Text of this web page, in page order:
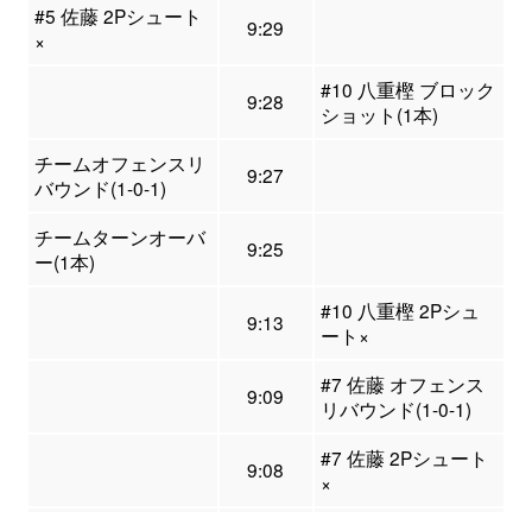
#5 佐藤 2Pシュート
×
9:29
9:28
#10 八重樫 ブロック
ショット(1本)
チームオフェンスリ
バウンド(1-0-1)
9:27
チームターンオーバ
ー(1本)
9:25
9:13
#10 八重樫 2Pシュ
ート×
9:09
#7 佐藤 オフェンス
リバウンド(1-0-1)
9:08
#7 佐藤 2Pシュート
×